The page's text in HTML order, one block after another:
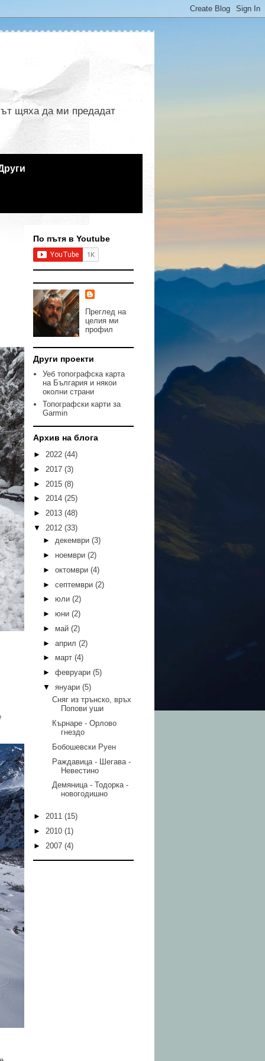
щяха да ми предадат
По пътя в Youtube
Преглед на
целия ми
профил
Други проекти
Уеб топографска карта
на България и някои
околни страни
Топографски карти за
Garmin
Архив на блога
► 2022 (44)
► 2017 (3)
► 2015 (8)
► 2014 (25)
► 2013 (48)
▼ 2012 (33)
► декември (3)
► ноември (2)
► октомври (4)
► септември (2)
► юли (2)
► юни (2)
► май (2)
► април (2)
► март (4)
► февруари (5)
▼ януари (5)
Сняг из трънско, връх
Попови уши
Кърнаре - Орлово
гнездо
Бобошевски Руен
Раждавица - Шегава -
Невестино
Демяница - Тодорка -
новогодишно
► 2011 (15)
► 2010 (1)
► 2007 (4)